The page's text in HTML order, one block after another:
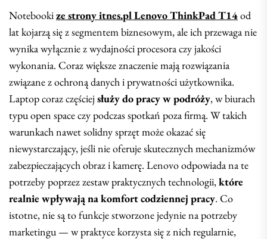
Notebookize strony itnes.pl Lenovo ThinkPad T14od
lat kojarzą się z segmentem biznesowym, ale ich przewaga nie
wynika wyłącznie z wydajności procesora czy jakości
wykonania. Coraz większe znaczenie mają rozwiązania
związane z ochroną danych i prywatności użytkownika.
Laptop coraz częściej służy do pracy w podróży, w biurach
typu open space czy podczas spotkań poza firmą. W takich
warunkach nawet solidny sprzęt może okazać się
niewystarczający, jeśli nie oferuje skutecznych mechanizmów
zabezpieczających obraz i kamerę. Lenovo odpowiada na te
potrzeby poprzez zestaw praktycznych technologii,które
realnie wpływają na komfort codziennej pracy. Co
istotne, nie są to funkcje stworzone jedynie na potrzeby
marketingu — w praktyce korzysta się z nich regularnie,